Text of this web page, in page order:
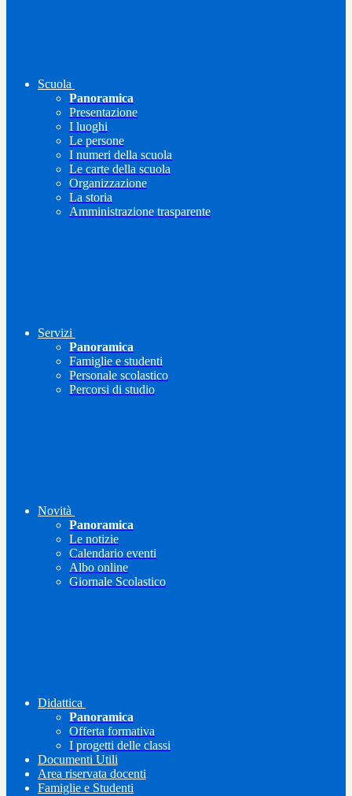
Scuola
Panoramica
Presentazione
I luoghi
Le persone
I numeri della scuola
Le carte della scuola
Organizzazione
La storia
Amministrazione trasparente
Servizi
Panoramica
Famiglie e studenti
Personale scolastico
Percorsi di studio
Novità
Panoramica
Le notizie
Calendario eventi
Albo online
Giornale Scolastico
Didattica
Panoramica
Offerta formativa
I progetti delle classi
Documenti Utili
Area riservata docenti
Famiglie e Studenti